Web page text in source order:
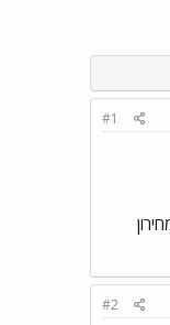
#1
#2